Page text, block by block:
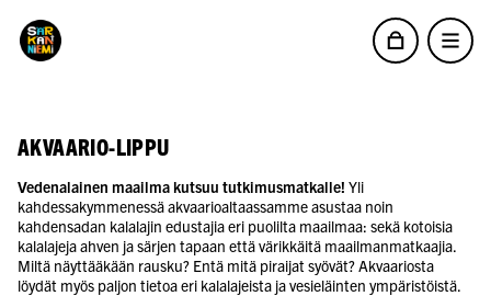
AKVAARIO-LIPPU
Vedenalainen maailma kutsuu tutkimusmatkalle! Yli
kahdessakymmenessä akvaarioaltaassamme asustaa noin
kahdensadan kalalajin edustajia eri puolilta maailmaa: sekä kotoisia
kalalajeja ahven ja särjen tapaan että värikkäitä maailmanmatkaajia.
Miltä näyttääkään rausku? Entä mitä piraijat syövät? Akvaariosta
löydät myös paljon tietoa eri kalalajeista ja vesieläinten ympäristöistä.